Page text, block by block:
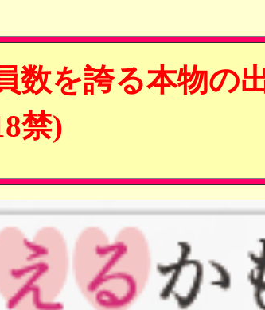
を誇る本物の
禁)